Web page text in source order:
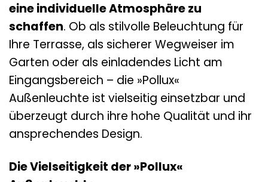
eine individuelle Atmosphäre zu
schaffen. Ob als stilvolle Beleuchtung für
Ihre Terrasse, als sicherer Wegweiser im
Garten oder als einladendes Licht am
Eingangsbereich – die »Pollux«
Außenleuchte ist vielseitig einsetzbar und
überzeugt durch ihre hohe Qualität und ihr
ansprechendes Design.
Die Vielseitigkeit der »Pollux«